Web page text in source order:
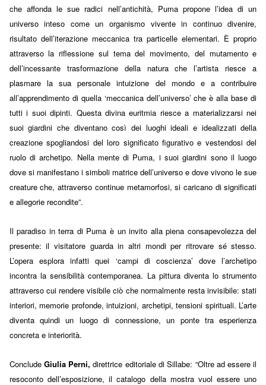
che affonda le sue radici nell’antichità, Puma propone l’idea di un
universo inteso come un organismo vivente in continuo divenire,
risultato dell’iterazione meccanica tra particelle elementari. È proprio
attraverso la riflessione sul tema del movimento, del mutamento e
dell’incessante trasformazione della natura che l’artista riesce a
plasmare la sua personale intuizione del mondo e a contribuire
all’apprendimento di quella ‘meccanica dell’universo’ che è alla base di
tutti i suoi dipinti. Questa divina euritmia riesce a materializzarsi nei
suoi giardini che diventano così dei luoghi ideali e idealizzati della
creazione spogliandosi del loro significato figurativo e vestendosi del
ruolo di archetipo. Nella mente di Puma, i suoi giardini sono il luogo
dove si manifestano i simboli matrice dell’universo e dove vivono le sue
creature che, attraverso continue metamorfosi, si caricano di significati
e allegorie recondite”.
Il paradiso in terra di Puma è un invito alla piena consapevolezza del
presente: il visitatore guarda in altri mondi per ritrovare sé stesso.
L’opera esplora infatti quei ‘campi di coscienza’ dove l’archetipo
incontra la sensibilità contemporanea. La pittura diventa lo strumento
attraverso cui rendere visibile ciò che normalmente resta invisibile: stati
interiori, memorie profonde, intuizioni, archetipi, tensioni spirituali. L’arte
diventa quindi un luogo di connessione, un ponte tra esperienza
concreta e interiorità.
Conclude Giulia Perni, direttrice editoriale di Sillabe: “Oltre ad essere il
resoconto dell’esposizione, il catalogo della mostra vuol essere uno